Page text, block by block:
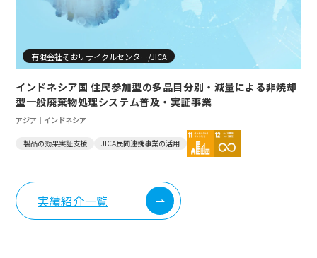
有限会社そおリサイクルセンター/JICA
インドネシア国 住民参加型の多品目分別・減量による非焼却
型一般廃棄物処理システム普及・実証事業
アジア｜インドネシア
製品の効果実証支援 JICA民間連携事業の活用
実績紹介一覧